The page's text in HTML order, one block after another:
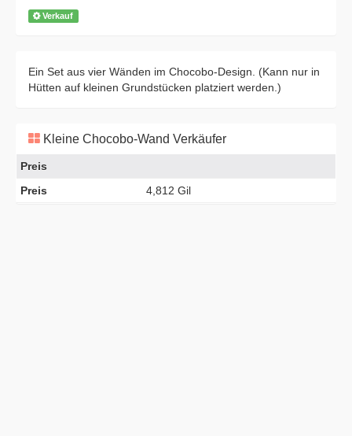
Verkauf
Ein Set aus vier Wänden im Chocobo-Design. (Kann nur in
Hütten auf kleinen Grundstücken platziert werden.)
Kleine Chocobo-Wand Verkäufer
Preis
Preis
4,812 Gil